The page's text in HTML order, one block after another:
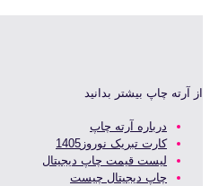
از آرته چاپ بیشتر بدانید
درباره آرته چاپ
کارت تبریک نوروز1405
لیست قیمت چاپ دیجیتال
چاپ دیجیتال چیست